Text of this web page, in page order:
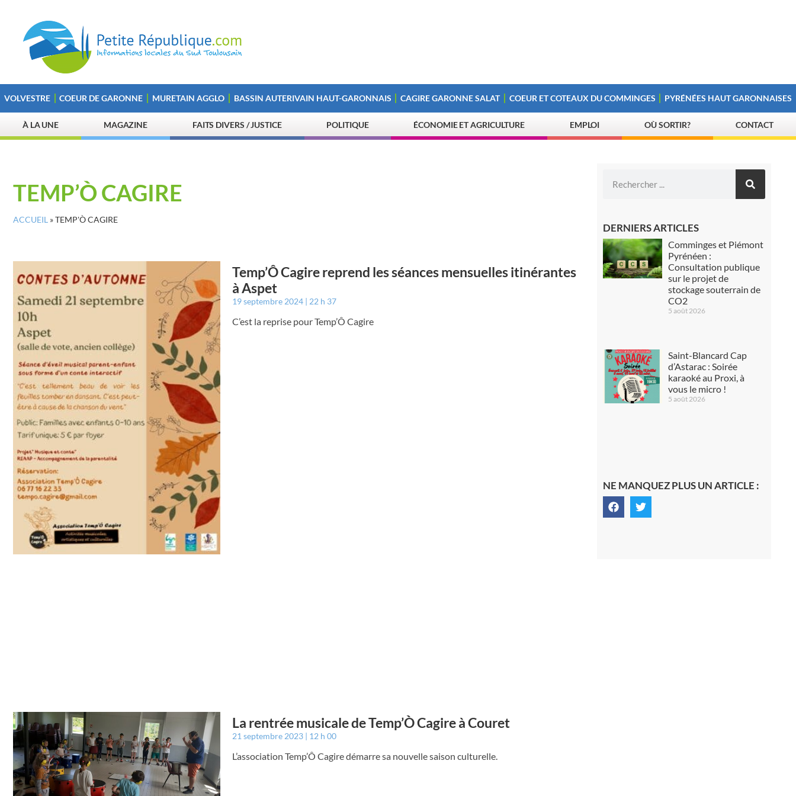
VOLVESTRE COEUR DE GARONNE MURETAIN AGGLO BASSIN AUTERIVAIN HAUT-GARONNAIS CAGIRE GARONNE SALAT COEUR ET COTEAUX DU COMMINGES PYRÉNÉES HAUT GARONNAISES
À LA UNE MAGAZINE FAITS DIVERS / JUSTICE POLITIQUE ÉCONOMIE ET AGRICULTURE EMPLOI OÙ SORTIR? CONTACT
TEMP’Ò CAGIRE
ACCUEIL »TEMP'Ò CAGIRE
Temp’Ô Cagire reprend les séances mensuelles itinérantes
à Aspet
19 septembre 2024 22 h 37
C’est la reprise pour Temp’Ô Cagire
La rentrée musicale de Temp’Ò Cagire à Couret
21 septembre 2023 12 h 00
L’association Temp’Ô Cagire démarre sa nouvelle saison culturelle.
DERNIERS ARTICLES
Comminges et Piémont
Pyrénéen :
Consultation publique
sur le projet de
stockage souterrain de
CO2
5 août 2026
Saint-Blancard Cap
d’Astarac : Soirée
karaoké au Proxi, à
vous le micro !
5 août 2026
NE MANQUEZ PLUS UN ARTICLE :